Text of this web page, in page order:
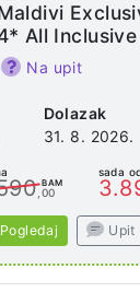
Dolazak
31. 8. 2026.
All Inclusive
Na upit
BAM
,00
sada
Pogledaj Upit